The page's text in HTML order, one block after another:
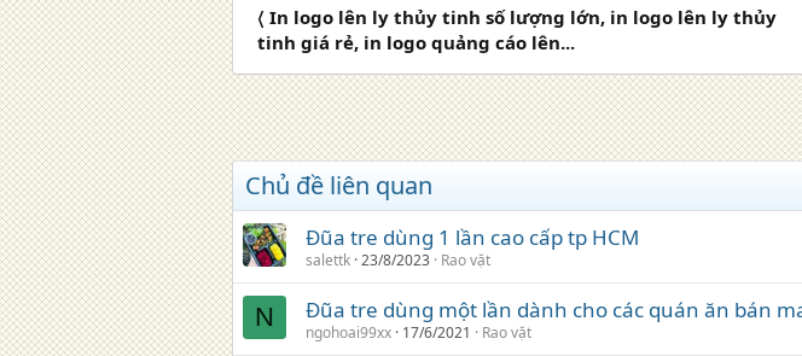
〈 In logo lên ly thủy tinh số lượng lớn, in logo lên ly thủy
tinh giá rẻ, in logo quảng cáo lên...
Chủ đề liên quan
Đũa tre dùng 1 lần cao cấp tp HCM
salettk 23/8/2023 Rao vặt
N Đũa tre dùng một lần dành cho các quán ăn bán
ngohoai99xx 17/6/2021 Rao vặt